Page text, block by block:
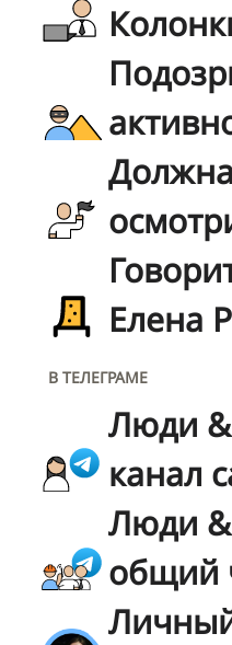
Елена
В ТЕЛЕГРАМЕ
Люди
канал
Люди
общий